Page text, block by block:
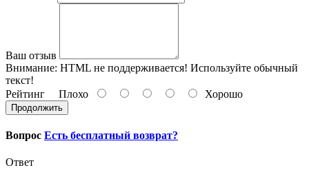
Ваш отзыв
Внимание: HTML не поддерживается! Используйте обычный
текст!
Рейтинг Плохо Хорошо
Продолжить
Вопрос Есть бесплатный возврат?
Ответ